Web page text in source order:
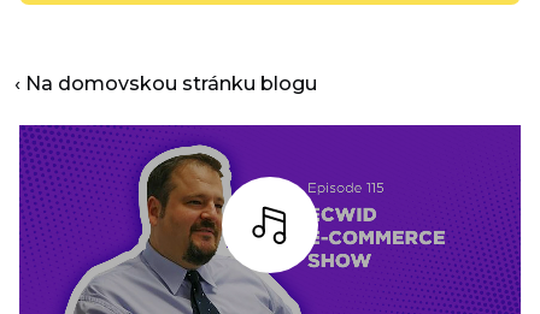
‹ Na domovskou stránku blogu
Poslouchat